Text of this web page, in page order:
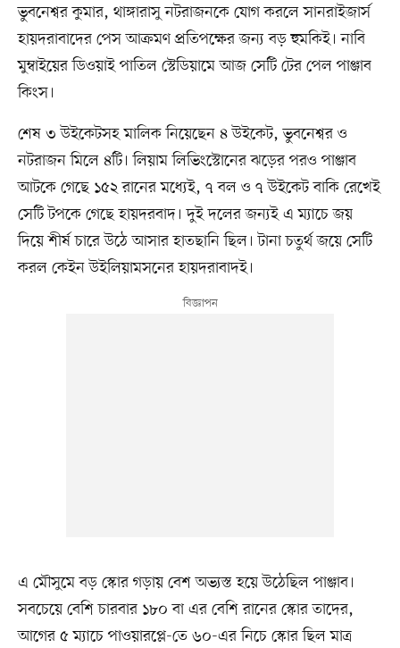
ভুবনেশ্বর কুমার, থাঙ্গারাসু নটরাজনকে যোগ করলে সানরাইজার্স
হায়দরাবাদের পেস আক্রমণ প্রতিপক্ষের জন্য বড় হুমকিই। নাবি
মুম্বাইয়ের ডিওয়াই পাতিল স্টেডিয়ামে আজ সেটি টের পেল পাঞ্জাব
কিংস।
শেষ ৩ উইকেটসহ মালিক নিয়েছেন ৪ উইকেট, ভুবনেশ্বর ও
নটরাজন মিলে ৪টি। লিয়াম লিভিংস্টোনের ঝড়ের পরও পাঞ্জাব
আটকে গেছে ১৫২ রানের মধ্যেই, ৭ বল ও ৭ উইকেট বাকি রেখেই
সেটি টপকে গেছে হায়দরবাদ। দুই দলের জন্যই এ ম্যাচে জয়
দিয়ে শীর্ষ চারে উঠে আসার হাতছানি ছিল। টানা চতুর্থ জয়ে সেটি
করল কেইন উইলিয়ামসনের হায়দরাবাদই।
এ মৌসুমে বড় স্কোর গড়ায় বেশ অভ্যস্ত হয়ে উঠেছিল পাঞ্জাব।
সবচেয়ে বেশি চারবার ১৮০ বা এর বেশি রানের স্কোর তাদের,
আগের ৫ ম্যাচে পাওয়ারপ্লে-তে ৬০-এর নিচে স্কোর ছিল মাত্র